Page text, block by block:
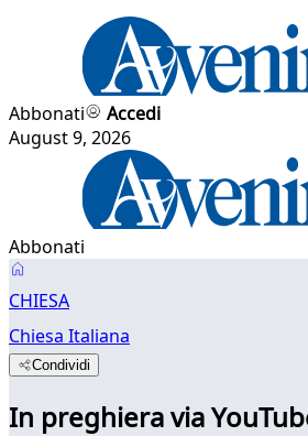
Abbonati
Accedi
August 9, 2026
Abbonati
CHIESA
Chiesa Italiana
Condividi
In preghiera via